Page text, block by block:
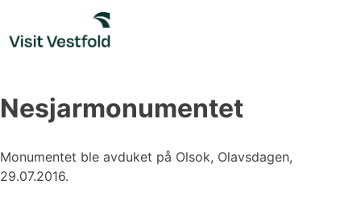
content
Nesjarmonumentet
Monumentet ble avduket på Olsok, Olavsdagen,
29.07.2016.